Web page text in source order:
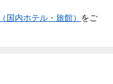
国内ホテル・旅館） をご